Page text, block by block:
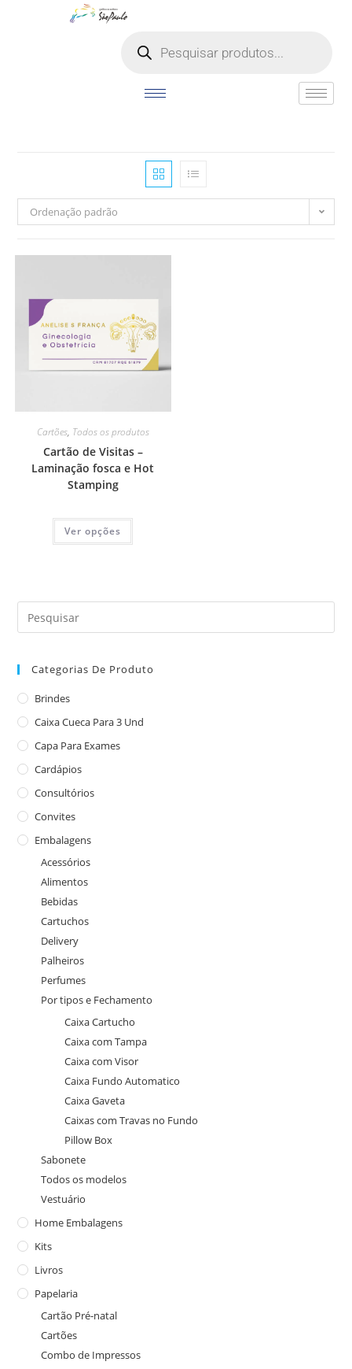
Ordenação padrão
Cartões, Todos os produtos
Cartão de Visitas –
Laminação fosca e Hot
Stamping
Ver opções
Categorias De Produto
Brindes
Caixa Cueca Para 3 Und
Capa Para Exames
Cardápios
Consultórios
Convites
Embalagens
Acessórios
Alimentos
Bebidas
Cartuchos
Delivery
Palheiros
Perfumes
Por tipos e Fechamento
Caixa Cartucho
Caixa com Tampa
Caixa com Visor
Caixa Fundo Automatico
Caixa Gaveta
Caixas com Travas no Fundo
Pillow Box
Sabonete
Todos os modelos
Vestuário
Home Embalagens
Kits
Livros
Papelaria
Cartão Pré-natal
Cartões
Combo de Impressos